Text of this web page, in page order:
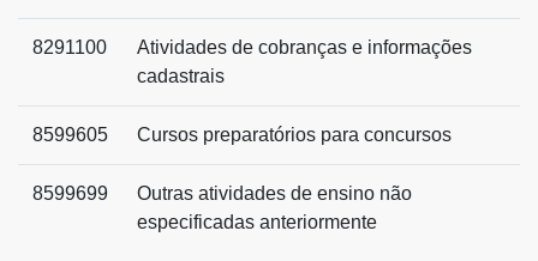
8291100
Atividades de cobranças e informações
cadastrais
8599605 Cursos preparatórios para concursos
8599699
Outras atividades de ensino não
especificadas anteriormente